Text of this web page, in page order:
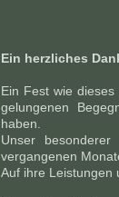
Ein herzliches
Ein Fest wie
gelungenen
haben.
Unser
vergangenen
Auf ihre Leistungen